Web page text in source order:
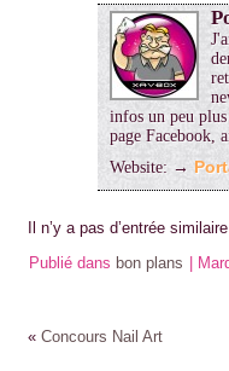
infos un peu
page Facebook,
Website: →
Il n’y a pas d’entrée
Publié dans bon plans
« Concours Nail Art